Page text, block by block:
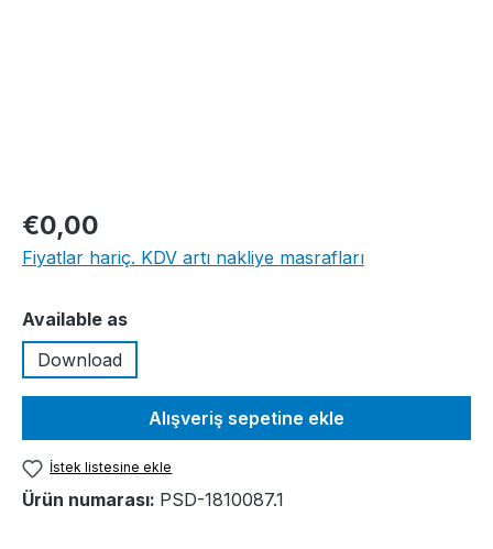
€0,00
Fiyatlar hariç. KDV artı nakliye masrafları
Seçin
Available as
Download
Alışveriş sepetine ekle
İstek listesine ekle
Ürün numarası: PSD-1810087.1